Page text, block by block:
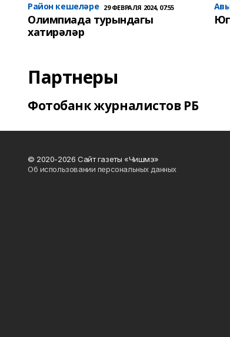
Район кешеләре 29 ФЕВРАЛЯ 2024, 07:55
Олимпиада турындагы
хатирәләр
Партнеры
Фотобанк журналистов РБ
© 2020-2026 Сайт газеты «Чишмэ»
Об использовании персональных данных